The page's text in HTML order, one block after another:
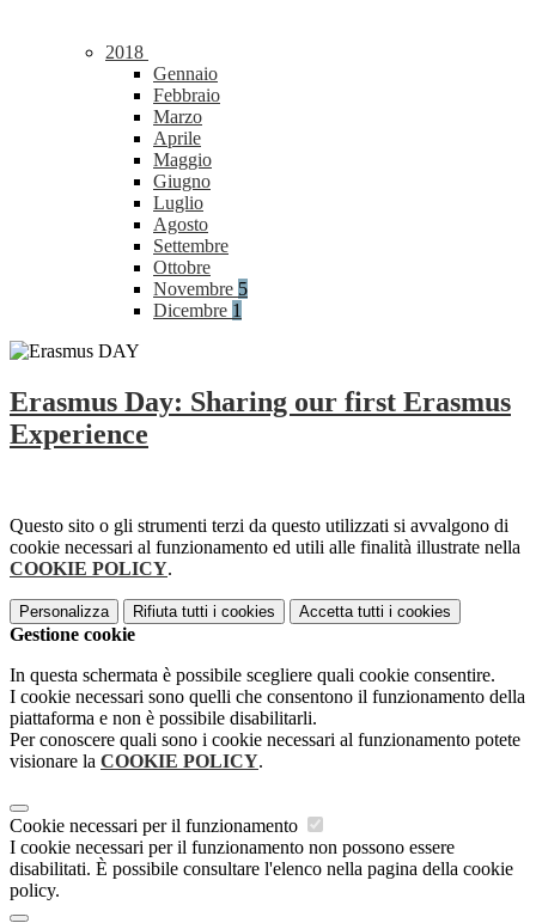
2018
Gennaio
Febbraio
Marzo
Aprile
Maggio
Giugno
Luglio
Agosto
Settembre
Ottobre
Novembre 5
Dicembre 1
Erasmus Day: Sharing our first Erasmus
Experience
Questo sito o gli strumenti terzi da questo utilizzati si avvalgono di
cookie necessari al funzionamento ed utili alle finalità illustrate nella
COOKIE POLICY.
Personalizza Rifiuta tutti i cookies Accetta tutti i cookies
Gestione cookie
In questa schermata è possibile scegliere quali cookie consentire.
I cookie necessari sono quelli che consentono il funzionamento della
piattaforma e non è possibile disabilitarli.
Per conoscere quali sono i cookie necessari al funzionamento potete
visionare la COOKIE POLICY.
Cookie necessari per il funzionamento
I cookie necessari per il funzionamento non possono essere
disabilitati. È possibile consultare l'elenco nella pagina della cookie
policy.